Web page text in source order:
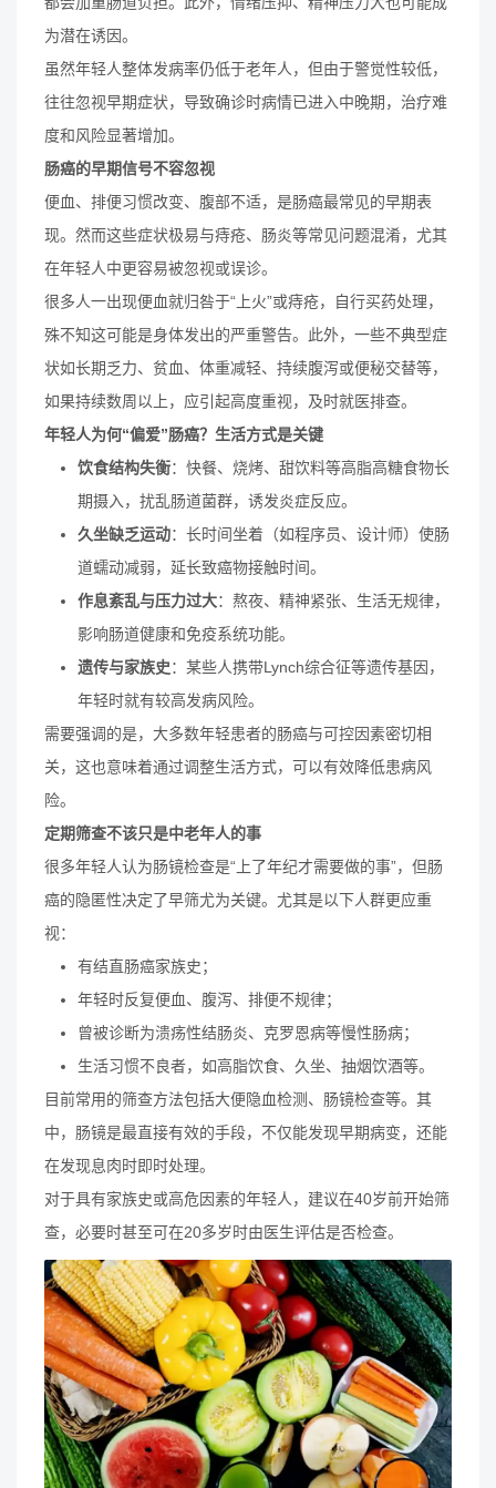
为潜在诱因。
虽然年轻人整体发病率仍低于老年人，但由于警觉性较低，
往往忽视早期症状，导致确诊时病情已进入中晚期，治疗难
度和风险显著增加。
肠癌的早期信号不容忽视
便血、排便习惯改变、腹部不适，是肠癌最常见的早期表
现。然而这些症状极易与痔疮、肠炎等常见问题混淆，尤其
在年轻人中更容易被忽视或误诊。
很多人一出现便血就归咎于“上火”或痔疮，自行买药处理，
殊不知这可能是身体发出的严重警告。此外，一些不典型症
状如长期乏力、贫血、体重减轻、持续腹泻或便秘交替等，
如果持续数周以上，应引起高度重视，及时就医排查。
年轻人为何“偏爱”肠癌？生活方式是关键
饮食结构失衡：快餐、烧烤、甜饮料等高脂高糖食物长
期摄入，扰乱肠道菌群，诱发炎症反应。
久坐缺乏运动：长时间坐着（如程序员、设计师）使肠
道蠕动减弱，延长致癌物接触时间。
作息紊乱与压力过大：熬夜、精神紧张、生活无规律，
影响肠道健康和免疫系统功能。
遗传与家族史：某些人携带Lynch综合征等遗传基因，
年轻时就有较高发病风险。
需要强调的是，大多数年轻患者的肠癌与可控因素密切相
关，这也意味着通过调整生活方式，可以有效降低患病风
险。
定期筛查不该只是中老年人的事
很多年轻人认为肠镜检查是“上了年纪才需要做的事”，但肠
癌的隐匿性决定了早筛尤为关键。尤其是以下人群更应重
视：
有结直肠癌家族史；
年轻时反复便血、腹泻、排便不规律；
曾被诊断为溃疡性结肠炎、克罗恩病等慢性肠病；
生活习惯不良者，如高脂饮食、久坐、抽烟饮酒等。
目前常用的筛查方法包括大便隐血检测、肠镜检查等。其
中，肠镜是最直接有效的手段，不仅能发现早期病变，还能
在发现息肉时即时处理。
对于具有家族史或高危因素的年轻人，建议在40岁前开始筛
查，必要时甚至可在20多岁时由医生评估是否检查。